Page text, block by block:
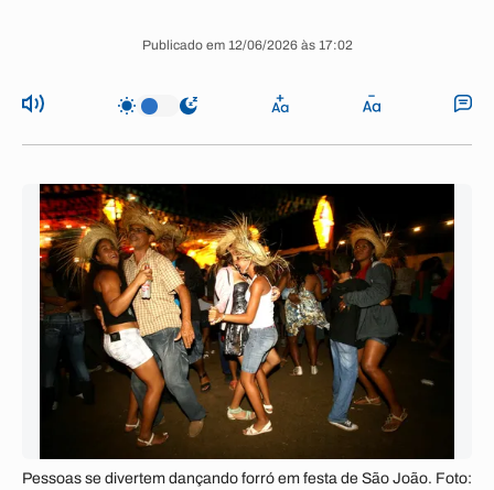
Publicado em 12/06/2026 às 17:02
Pessoas se divertem dançando forró em festa de São João. Foto: